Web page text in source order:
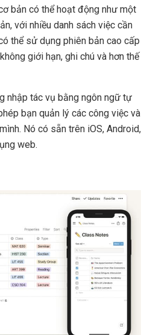
bản có thể hoạt động như một
với nhiều danh sách việc cần
thể sử dụng phiên bản cao cấp
giới hạn, ghi chú và hơn thế
nhập tác vụ bằng ngôn ngữ tự
bạn quản lý các công việc và
Nó có sẵn trên iOS, Android,
web.